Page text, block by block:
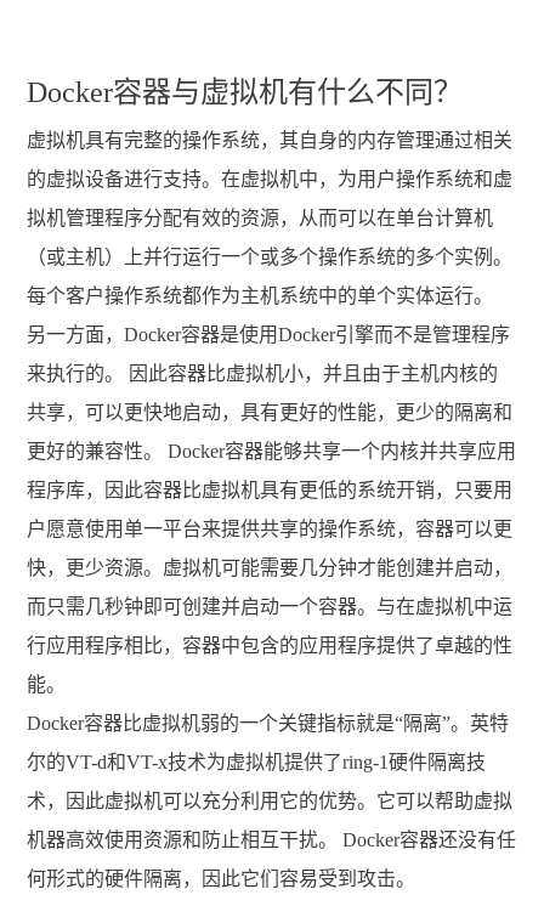
Docker容器与虚拟机有什么不同？
虚拟机具有完整的操作系统，其自身的内存管理通过相关
的虚拟设备进行支持。在虚拟机中，为用户操作系统和虚
拟机管理程序分配有效的资源，从而可以在单台计算机
（或主机）上并行运行一个或多个操作系统的多个实例。
每个客户操作系统都作为主机系统中的单个实体运行。
另一方面，Docker容器是使用Docker引擎而不是管理程序
来执行的。 因此容器比虚拟机小，并且由于主机内核的
共享，可以更快地启动，具有更好的性能，更少的隔离和
更好的兼容性。 Docker容器能够共享一个内核并共享应用
程序库，因此容器比虚拟机具有更低的系统开销，只要用
户愿意使用单一平台来提供共享的操作系统，容器可以更
快，更少资源。虚拟机可能需要几分钟才能创建并启动，
而只需几秒钟即可创建并启动一个容器。与在虚拟机中运
行应用程序相比，容器中包含的应用程序提供了卓越的性
能。
Docker容器比虚拟机弱的一个关键指标就是“隔离”。英特
尔的VT-d和VT-x技术为虚拟机提供了ring-1硬件隔离技
术，因此虚拟机可以充分利用它的优势。它可以帮助虚拟
机器高效使用资源和防止相互干扰。 Docker容器还没有任
何形式的硬件隔离，因此它们容易受到攻击。